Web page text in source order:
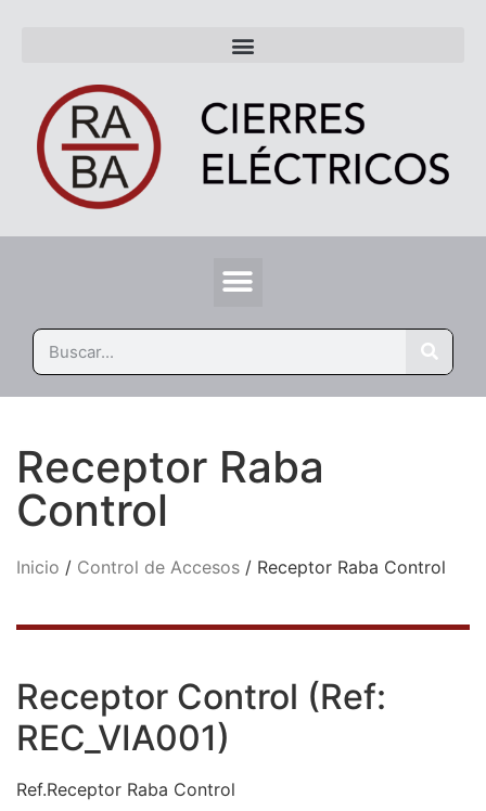
Receptor Raba
Control
Inicio / Control de Accesos / Receptor Raba Control
Receptor Control (Ref:
REC_VIA001)
Ref.Receptor Raba Control